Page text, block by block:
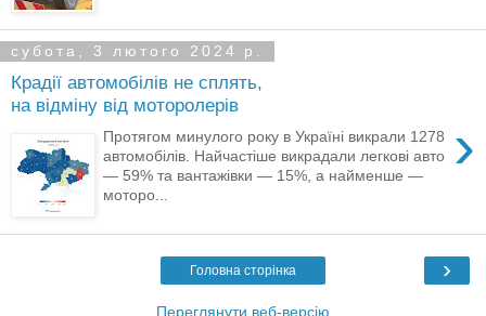
субота, 3 лютого 2024 р.
Крадії автомобілів не сплять,
на відміну від моторолерів
›
Протягом минулого року в Україні викрали 1278
автомобілів. Найчастіше викрадали легкові авто
— 59% та вантажівки — 15%, а найменше —
моторо...
›
Головна сторінка
Переглянути веб-версію